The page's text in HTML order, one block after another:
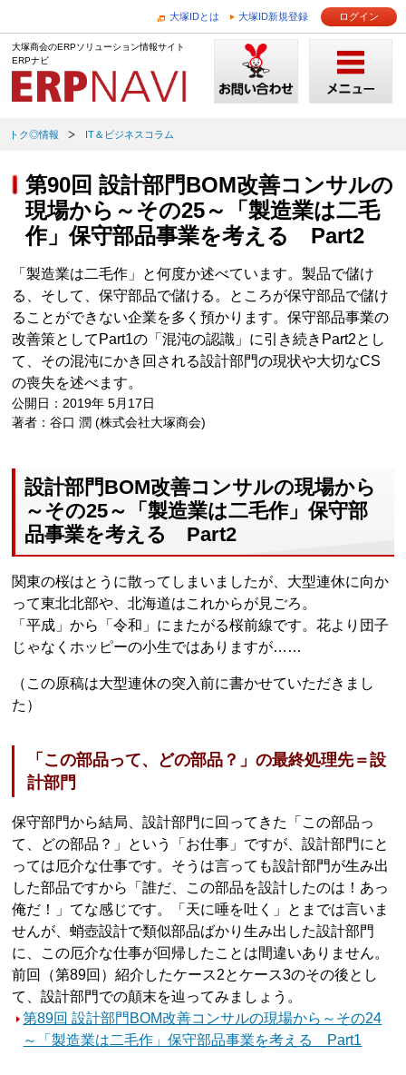
大塚IDとは 大塚ID新規登録 ログイン
大塚商会のERPソリューション情報サイト
ERPナビ
トク◎情報 IT＆ビジネスコラム
第90回 設計部門BOM改善コンサルの
現場から～その25～「製造業は二毛
作」保守部品事業を考える Part2
「製造業は二毛作」と何度か述べています。製品で儲け
る、そして、保守部品で儲ける。ところが保守部品で儲け
ることができない企業を多く預かります。保守部品事業の
改善策としてPart1の「混沌の認識」に引き続きPart2とし
て、その混沌にかき回される設計部門の現状や大切なCS
の喪失を述べます。
公開日：2019年 5月17日
著者：谷口 潤 (株式会社大塚商会)
設計部門BOM改善コンサルの現場から
～その25～「製造業は二毛作」保守部
品事業を考える Part2
関東の桜はとうに散ってしまいましたが、大型連休に向か
って東北北部や、北海道はこれからが見ごろ。
「平成」から「令和」にまたがる桜前線です。花より団子
じゃなくホッピーの小生ではありますが……
（この原稿は大型連休の突入前に書かせていただきまし
た）
「この部品って、どの部品？」の最終処理先＝設
計部門
保守部門から結局、設計部門に回ってきた「この部品っ
て、どの部品？」という「お仕事」ですが、設計部門にと
っては厄介な仕事です。そうは言っても設計部門が生み出
した部品ですから「誰だ、この部品を設計したのは！あっ
俺だ！」てな感じです。「天に唾を吐く」とまでは言いま
せんが、蛸壺設計で類似部品ばかり生み出した設計部門
に、この厄介な仕事が回帰したことは間違いありません。
前回（第89回）紹介したケース2とケース3のその後とし
て、設計部門での顛末を辿ってみましょう。
第89回 設計部門BOM改善コンサルの現場から～その24
～「製造業は二毛作」保守部品事業を考える Part1